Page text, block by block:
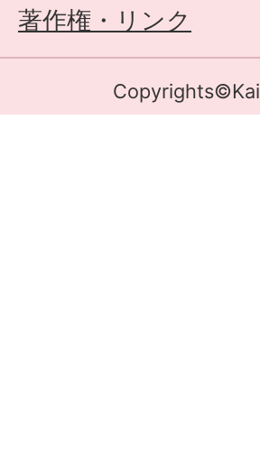
著作権・リンク